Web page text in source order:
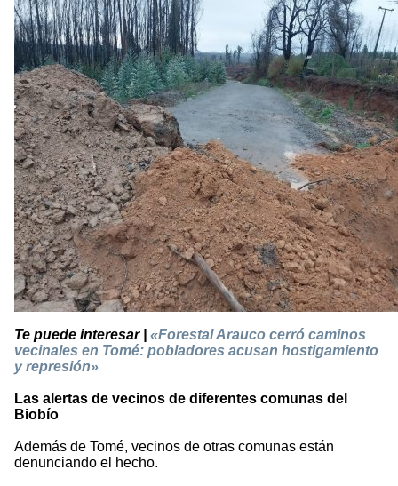
Te puede interesar | «Forestal Arauco cerró caminos
vecinales en Tomé: pobladores acusan hostigamiento
y represión»
Las alertas de vecinos de diferentes comunas del
Biobío
Además de Tomé, vecinos de otras comunas están
denunciando el hecho.